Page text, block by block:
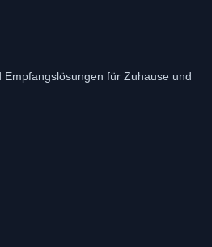
Empfangslösungen für Zuhause und